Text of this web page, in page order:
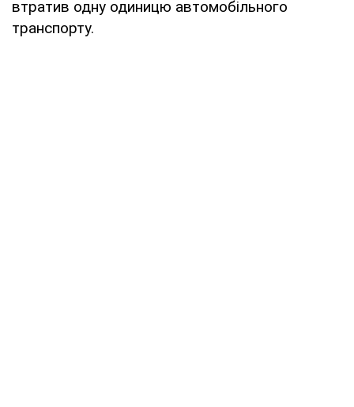
втратив одну одиницю автомобільного
транспорту.